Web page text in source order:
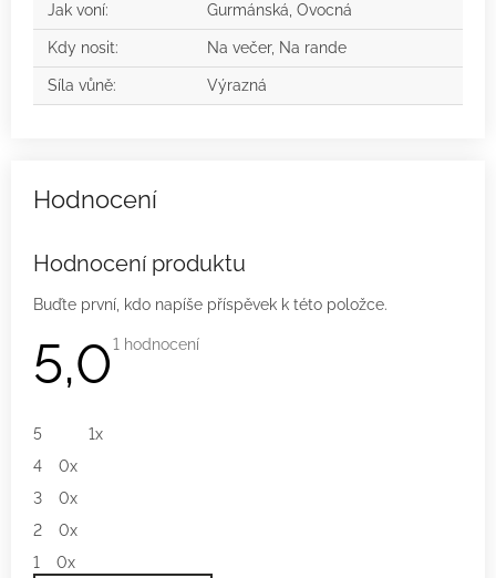
Jak voní: Gurmánská, Ovocná
Kdy nosit: Na večer, Na rande
Síla vůně: Výrazná
Hodnocení produktu
Buďte první, kdo napíše příspěvek k této položce.
5,0Průměrné
1 hodnocení
5
1x
4
0x
3
0x
2
0x
1
0x